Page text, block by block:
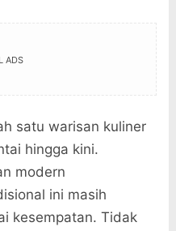
ADS
satu warisan kuliner
hingga kini.
modern
ini masih
kesempatan. Tidak